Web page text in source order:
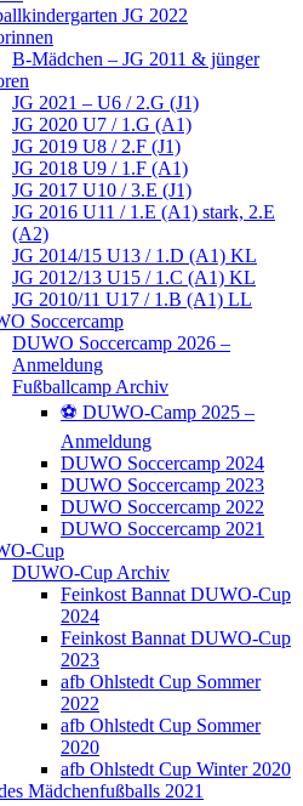
JG 2022
B-Mädchen – JG 2011 & jünger
JG 2021 – U6 / 2.G (J1)
JG 2020 U7 / 1.G (A1)
JG 2019 U8 / 2.F (J1)
JG 2018 U9 / 1.F (A1)
JG 2017 U10 / 3.E (J1)
JG 2016 U11 / 1.E (A1) stark, 2.E
(A2)
JG 2014/15 U13 / 1.D (A1) KL
JG 2012/13 U15 / 1.C (A1) KL
JG 2010/11 U17 / 1.B (A1) LL
Soccercamp
DUWO Soccercamp 2026 –
Anmeldung
Fußballcamp Archiv
⚽️ DUWO-Camp 2025 –
Anmeldung
DUWO Soccercamp 2024
DUWO Soccercamp 2023
DUWO Soccercamp 2022
DUWO Soccercamp 2021
Cup
DUWO-Cup Archiv
Feinkost Bannat DUWO-Cup
2024
Feinkost Bannat DUWO-Cup
2023
afb Ohlstedt Cup Sommer
2022
afb Ohlstedt Cup Sommer
2020
afb Ohlstedt Cup Winter 2020
Mädchenfußballs 2021